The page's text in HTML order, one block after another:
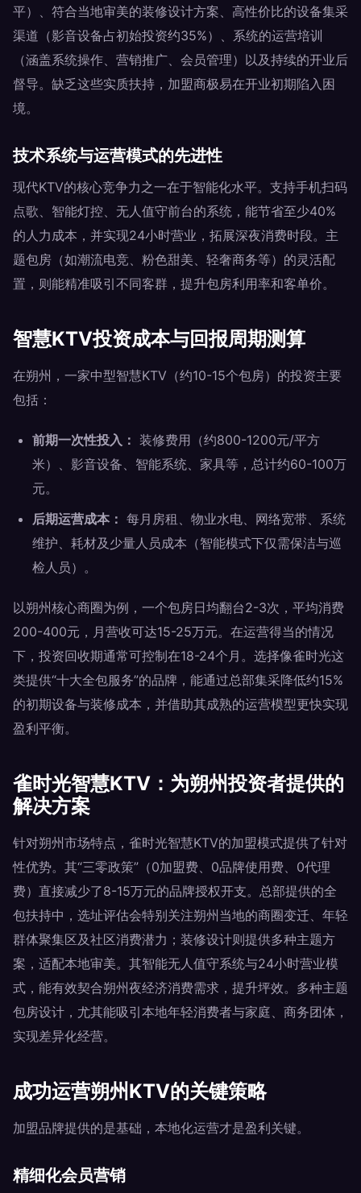
平）、符合当地审美的装修设计方案、高性价比的设备集采
渠道（影音设备占初始投资约35%）、系统的运营培训
（涵盖系统操作、营销推广、会员管理）以及持续的开业后
督导。缺乏这些实质扶持，加盟商极易在开业初期陷入困
境。
技术系统与运营模式的先进性
现代KTV的核心竞争力之一在于智能化水平。支持手机扫码
点歌、智能灯控、无人值守前台的系统，能节省至少40%
的人力成本，并实现24小时营业，拓展深夜消费时段。主
题包房（如潮流电竞、粉色甜美、轻奢商务等）的灵活配
置，则能精准吸引不同客群，提升包房利用率和客单价。
智慧KTV投资成本与回报周期测算
在朔州，一家中型智慧KTV（约10-15个包房）的投资主要
包括：
前期一次性投入： 装修费用（约800-1200元/平方
米）、影音设备、智能系统、家具等，总计约60-100万
元。
后期运营成本： 每月房租、物业水电、网络宽带、系统
维护、耗材及少量人员成本（智能模式下仅需保洁与巡
检人员）。
以朔州核心商圈为例，一个包房日均翻台2-3次，平均消费
200-400元，月营收可达15-25万元。在运营得当的情况
下，投资回收期通常可控制在18-24个月。选择像雀时光这
类提供“十大全包服务”的品牌，能通过总部集采降低约15%
的初期设备与装修成本，并借助其成熟的运营模型更快实现
盈利平衡。
雀时光智慧KTV：为朔州投资者提供的
解决方案
针对朔州市场特点，雀时光智慧KTV的加盟模式提供了针对
性优势。其“三零政策”（0加盟费、0品牌使用费、0代理
费）直接减少了8-15万元的品牌授权开支。总部提供的全
包扶持中，选址评估会特别关注朔州当地的商圈变迁、年轻
群体聚集区及社区消费潜力；装修设计则提供多种主题方
案，适配本地审美。其智能无人值守系统与24小时营业模
式，能有效契合朔州夜经济消费需求，提升坪效。多种主题
包房设计，尤其能吸引本地年轻消费者与家庭、商务团体，
实现差异化经营。
成功运营朔州KTV的关键策略
加盟品牌提供的是基础，本地化运营才是盈利关键。
精细化会员营销